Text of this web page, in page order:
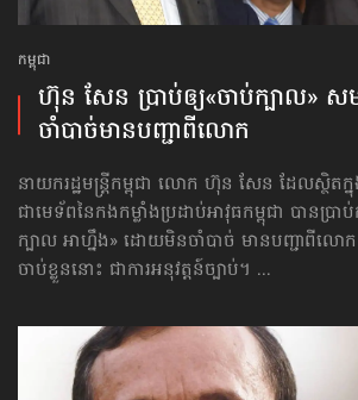
កម្ពុជា
ហ៊ុន សែន ប្រាប់ឲ្យ​«ចាប់ក្បាល»
ចាំបាច់​មានបញ្ជា​ពីលោក
នាយករដ្ឋមន្ត្រីកម្ពុជា លោក ហ៊ុន សែន ដែលស្ថិត
ជាមេទ័ពនៃកងកម្លាំងប្រដាប់អាវុធកម្ពុជា បានប្រ
ក្បាល អាហ្នឹង» ដោយមិនចាំបាច់ មានបញ្ជាពីល
ចាប់ខ្លួននោះ ជាការអនុវត្តន៍ច្បាប់។ ...